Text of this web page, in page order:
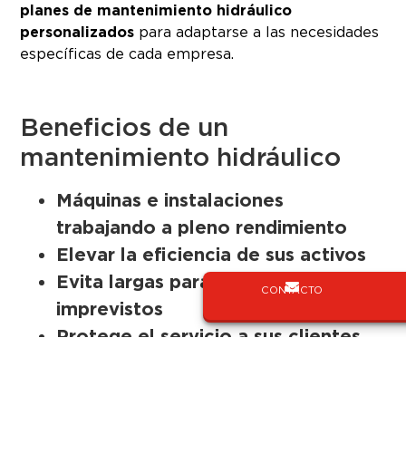
planes de mantenimiento hidráulico
personalizados para adaptarse a las necesidades
específicas de cada empresa.
Beneficios de un
mantenimiento hidráulico
Máquinas e instalaciones
trabajando a pleno rendimiento
Elevar la eficiencia de sus activos
Evita largas paradas por
imprevistos
Protege el servicio a sus clientes
CONTACTO